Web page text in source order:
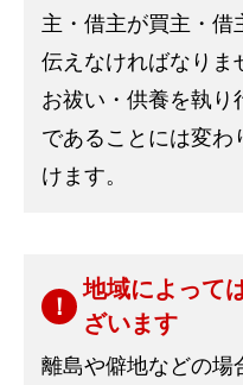
主・借主が買主・借
伝えなければなりま
お祓い・供養を執り
であることには変わ
けます。
地域によって
ざいます
離島や僻地などの場